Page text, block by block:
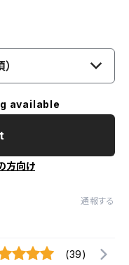
available
方向け
通報する
(39)